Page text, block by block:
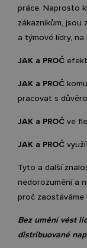
práce. Naprosto
zákazníkům,
a týmové lídry,
JAK a PROČ
JAK a PROČ
pracovat s
JAK a PROČve
JAK a PROČ
Tyto a další
nedorozumění a
proč zaostáváme
Bez umění vést
distribuované